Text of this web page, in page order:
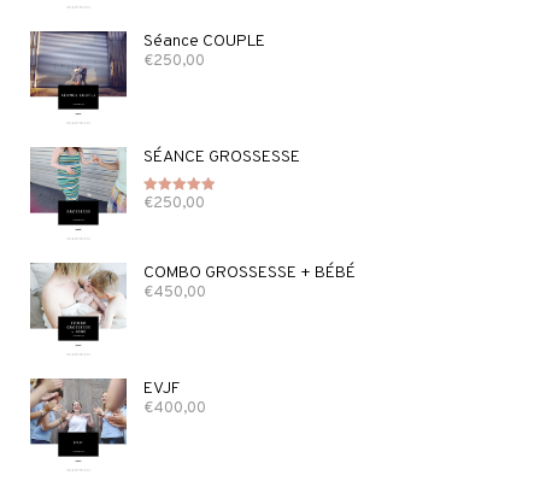
Séance COUPLE
€250,00
SÉANCE GROSSESSE
Note5.00
€250,00
COMBO GROSSESSE + BÉBÉ
€450,00
EVJF
€400,00